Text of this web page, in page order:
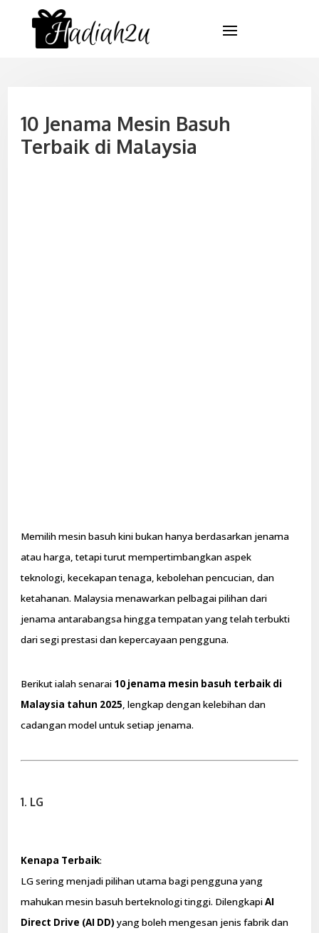
10 Jenama Mesin Basuh
Terbaik di Malaysia
Memilih mesin basuh kini bukan hanya berdasarkan jenama
atau harga, tetapi turut mempertimbangkan aspek
teknologi, kecekapan tenaga, kebolehan pencucian, dan
ketahanan. Malaysia menawarkan pelbagai pilihan dari
jenama antarabangsa hingga tempatan yang telah terbukti
dari segi prestasi dan kepercayaan pengguna.
Berikut ialah senarai 10 jenama mesin basuh terbaik di
Malaysia tahun 2025, lengkap dengan kelebihan dan
cadangan model untuk setiap jenama.
1. LG
Kenapa Terbaik:
LG sering menjadi pilihan utama bagi pengguna yang
mahukan mesin basuh berteknologi tinggi. DilengkapiAI
Direct Drive (AI DD) yang boleh mengesan jenis fabrik dan